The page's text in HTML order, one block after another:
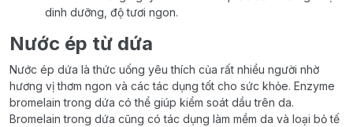
dinh dưỡng, độ tươi ngon.
Nước ép từ dứa
Nước ép dứa là thức uống yêu thích của rất nhiều người nhờ
hương vị thơm ngon và các tác dụng tốt cho sức khỏe. Enzyme
bromelain trong dứa có thể giúp kiểm soát dầu trên da.
Bromelain trong dứa cũng có tác dụng làm mềm da và loại bỏ tế